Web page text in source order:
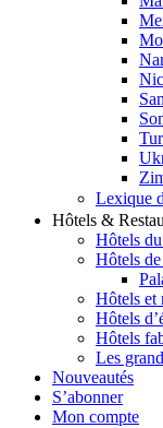
Lexique
Hôtels &
Hôtels
Hôtels
Hôtels et
Hôtels
Hôtels
Les
Nouveautés
S’abonner
Mon compte